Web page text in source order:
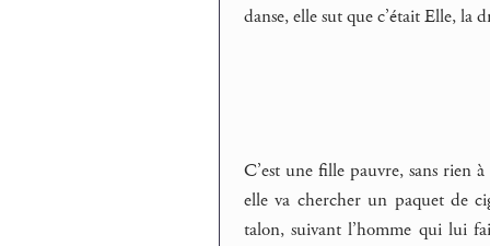
danse, elle sut que c’était Elle, la
C’est une fille pauvre, sans rien
elle va chercher un paquet de
talon, suivant l’homme qui lui